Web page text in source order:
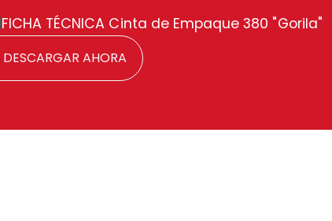
FICHA TÉCNICA Cinta de Empaque 380 "Gorila"
DESCARGAR AHORA